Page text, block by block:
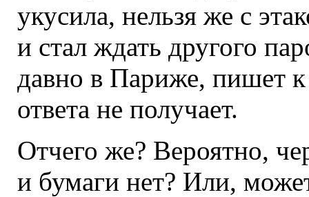
укусила, нельзя же с
и стал ждать другого
давно в Париже, пишет
ответа не получает.
Отчего же? Вероятно,
и бумаги нет? Или,